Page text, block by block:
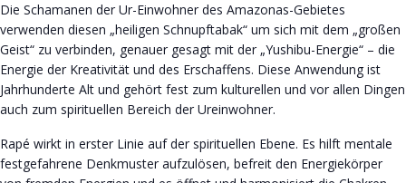
Die Schamanen der Ur-Einwohner des Amazonas-Gebietes
verwenden diesen „heiligen Schnupftabak“ um sich mit dem „großen
Geist“ zu verbinden, genauer gesagt mit der „Yushibu-Energie“ – die
Energie der Kreativität und des Erschaffens. Diese Anwendung ist
Jahrhunderte Alt und gehört fest zum kulturellen und vor allen Dingen
auch zum spirituellen Bereich der Ureinwohner.
Rapé wirkt in erster Linie auf der spirituellen Ebene. Es hilft mentale
festgefahrene Denkmuster aufzulösen, befreit den Energiekörper